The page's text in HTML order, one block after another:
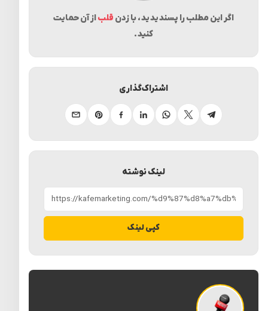
اگر این مطلب را پسندیدید، با زدن قلباز آن حمایت
کنید.
لینک نوشته
کپی لینک
اشتراک‌گذاری
تلگرام ایکسواتساپلینکدینفیسبوکپینترستایمیل